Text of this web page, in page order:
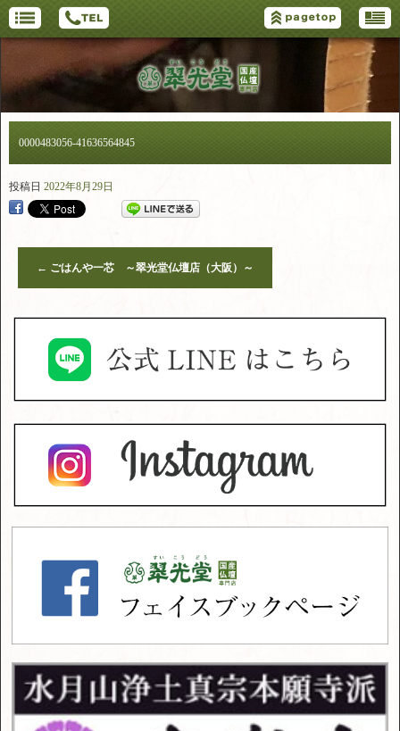
0000483056-41636564845
投稿日 2022年8月29日
← ごはんや一芯 ～翠光堂仏壇店（大阪）～